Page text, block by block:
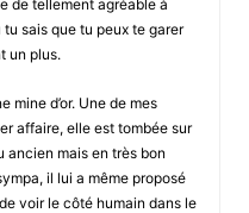
de tellement agréable à
sais que tu peux te garer
un plus.
mine d’or. Une de mes
affaire, elle est tombée sur
ancien mais en très bon
il lui a même proposé
de voir le côté humain dans le